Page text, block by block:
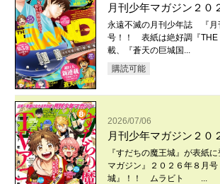
月刊少年マガジン２０
永遠不滅の月刊少年誌 『
号！！ 表紙は絶好調『
載、『蒼天の巨城国...
購読可能
2026/07/06
月刊少年マガジン２０
『すだちの魔王城』が表
マガジン』２０２６年８月
城』！！ ムラビト ...